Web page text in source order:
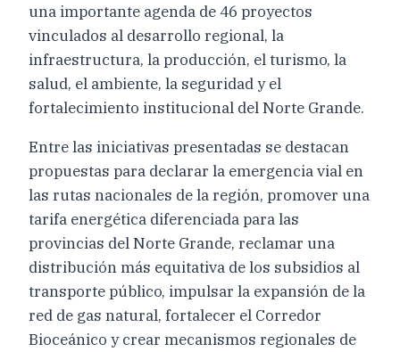
una importante agenda de 46 proyectos
vinculados al desarrollo regional, la
infraestructura, la producción, el turismo, la
salud, el ambiente, la seguridad y el
fortalecimiento institucional del Norte Grande.
Entre las iniciativas presentadas se destacan
propuestas para declarar la emergencia vial en
las rutas nacionales de la región, promover una
tarifa energética diferenciada para las
provincias del Norte Grande, reclamar una
distribución más equitativa de los subsidios al
transporte público, impulsar la expansión de la
red de gas natural, fortalecer el Corredor
Bioceánico y crear mecanismos regionales de